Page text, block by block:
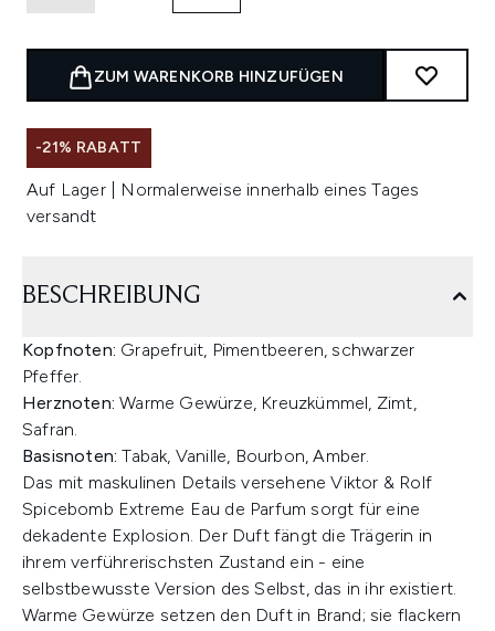
ZUM WARENKORB HINZUFÜGEN
-21% RABATT
Auf Lager | Normalerweise innerhalb eines Tages
versandt
BESCHREIBUNG
Kopfnoten: Grapefruit, Pimentbeeren, schwarzer
Pfeffer.
Herznoten:Warme Gewürze, Kreuzkümmel, Zimt,
Safran.
Basisnoten:Tabak, Vanille, Bourbon, Amber.
Das mit maskulinen Details versehene Viktor & Rolf
Spicebomb Extreme Eau de Parfum sorgt für eine
dekadente Explosion. Der Duft fängt die Trägerin in
ihrem verführerischsten Zustand ein - eine
selbstbewusste Version des Selbst, das in ihr existiert.
Warme Gewürze setzen den Duft in Brand; sie flackern